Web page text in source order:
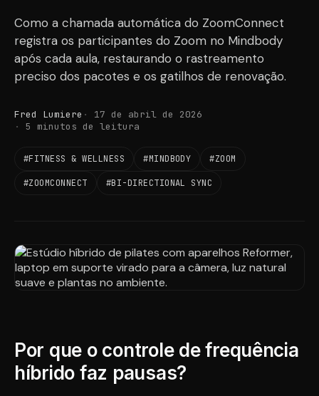
Como a chamada automática do ZoomConnect
registra os participantes do Zoom no Mindbody
após cada aula, restaurando o rastreamento
preciso dos pacotes e os gatilhos de renovação.
Fred Lumiere
17 de abril de 2026
5 minutos de leitura
#FITNESS & WELLNESS #MINDBODY #ZOOM
#ZOOMCONNECT #BI-DIRECTIONAL SYNC
Por que o controle de frequência
híbrido faz pausas?